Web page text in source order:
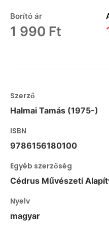
Borító ár
1 990 Ft
Szerző
Halmai Tamás (1975-)
ISBN
9786156180100
Egyéb szerzőség
Cédrus Művészeti
Nyelv
magyar